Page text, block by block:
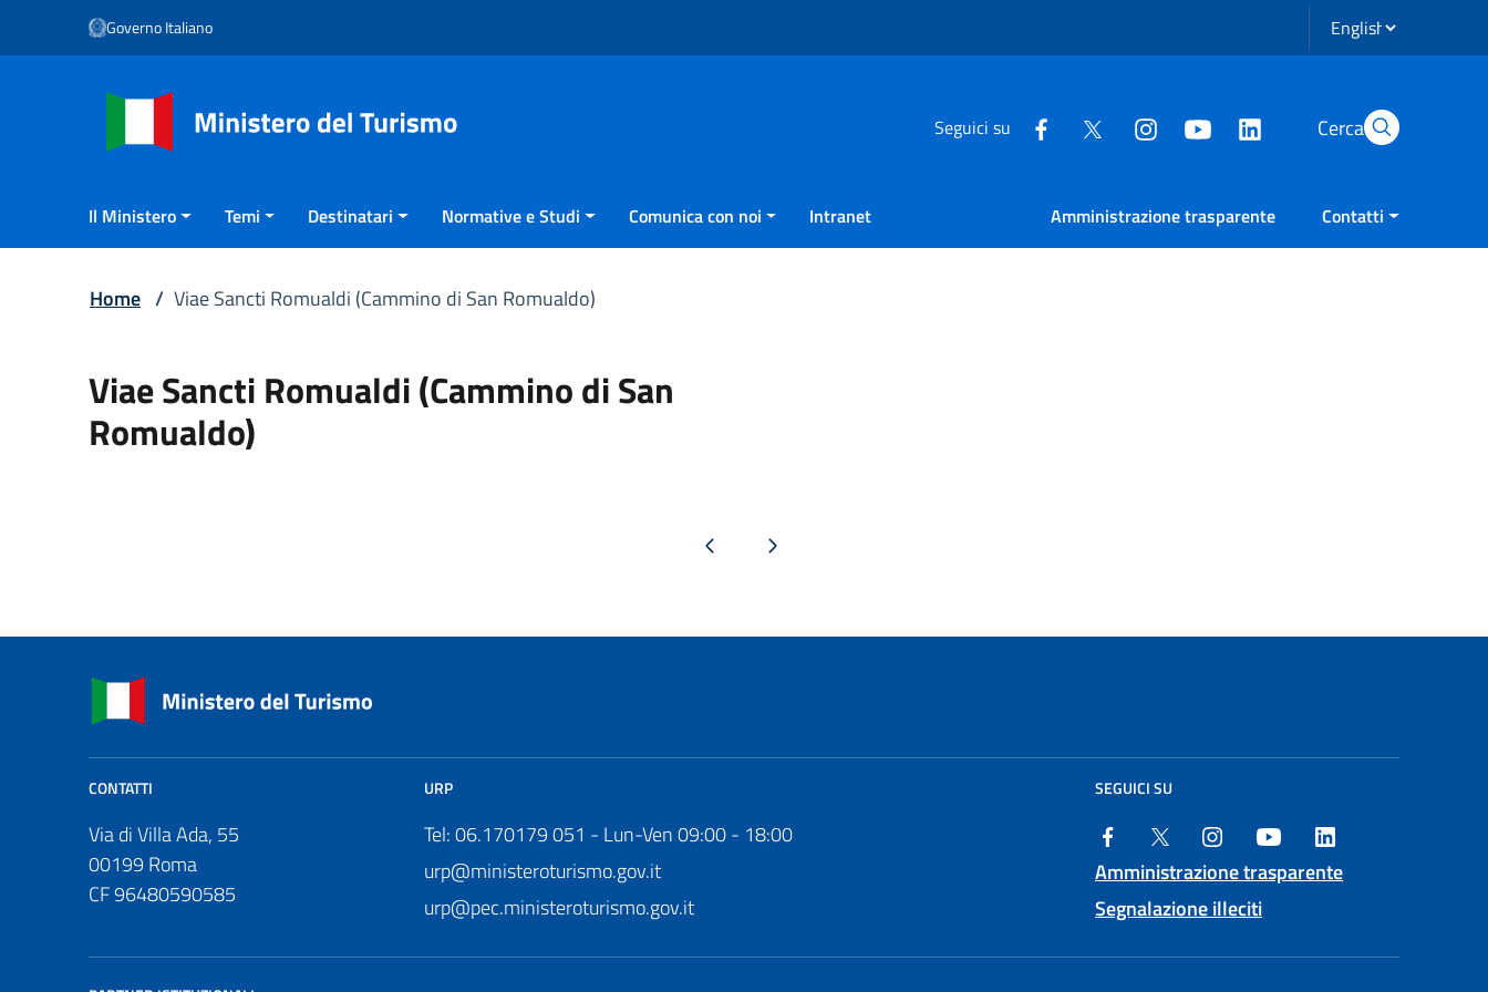
Vai ai contenuti
Vai al menu di navigazione
Governo Italiano Seleziona lingua
Seguici su Cerca
Il Ministero Temi Destinatari Normative e Studi Comunica con noi Intranet Amministrazione trasparente Contatti
Home / Viae Sancti Romualdi (Cammino di San Romualdo)
Viae Sancti Romualdi (Cammino di San
Romualdo)
Pagina precedentePagina successiva
CONTATTI
Via di Villa Ada, 55
00199 Roma
CF 96480590585
URP
Tel: 06.170179 051 - Lun-Ven 09:00 - 18:00
urp@ministeroturismo.gov.it
urp@pec.ministeroturismo.gov.it
SEGUICI SU
Amministrazione trasparente
Segnalazione illeciti